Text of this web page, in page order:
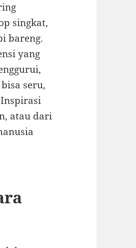
singkat,
bareng.
yang
seru,
atau dari